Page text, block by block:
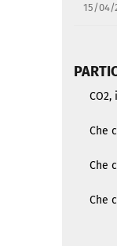
15/04/
Che
Che
Che